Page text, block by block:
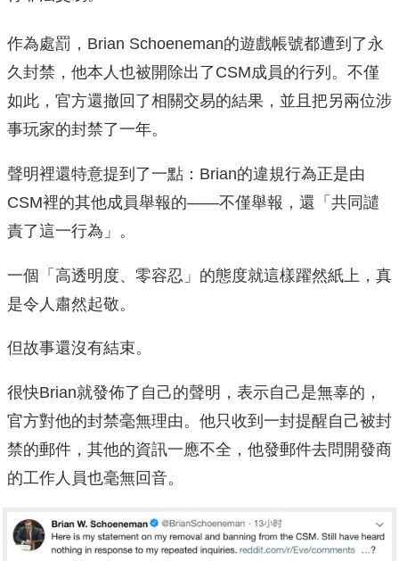
作為處罰，Brian Schoeneman的遊戲帳號都遭到了永
久封禁，他本人也被開除出了CSM成員的行列。不僅
如此，官方還撤回了相關交易的結果，並且把另兩位涉
事玩家的封禁了一年。
聲明裡還特意提到了一點：Brian的違規行為正是由
CSM裡的其他成員舉報的——不僅舉報，還「共同譴
責了這一行為」。
一個「高透明度、零容忍」的態度就這樣躍然紙上，真
是令人肅然起敬。
但故事還沒有結束。
很快Brian就發佈了自己的聲明，表示自己是無辜的，
官方對他的封禁毫無理由。他只收到一封提醒自己被封
禁的郵件，其他的資訊一應不全，他發郵件去問開發商
的工作人員也毫無回音。